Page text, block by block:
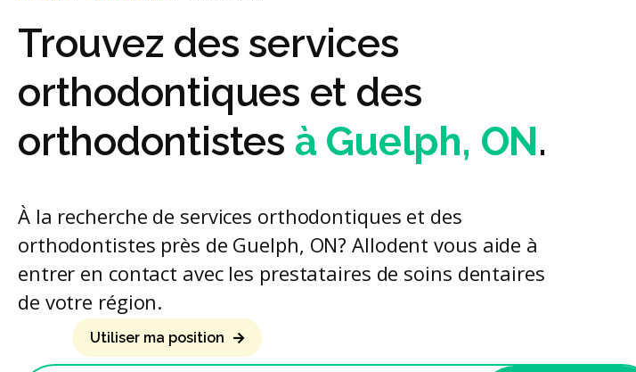
Trouvez des services
orthodontiques et des
orthodontistes à Guelph, ON.
À la recherche de services orthodontiques et des
orthodontistes près de Guelph, ON? Allodent vous aide à
entrer en contact avec les prestataires de soins dentaires
de votre région.
Utiliser ma position